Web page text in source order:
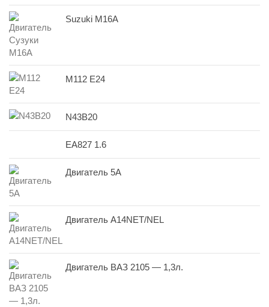
Suzuki M16A
M112 E24
N43B20
EA827 1.6
Двигатель 5A
Двигатель A14NET/NEL
Двигатель ВАЗ 2105 — 1,3л.